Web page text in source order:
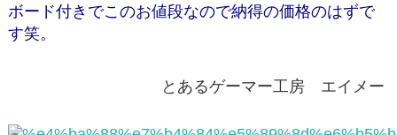
ボード付きでこのお値段なので納得の価格のはずで
す笑。
とあるゲーマー工房 エイメー